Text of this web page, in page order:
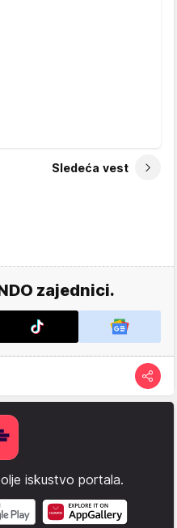
Sledeća vest
zajednici.
iskustvo portala.